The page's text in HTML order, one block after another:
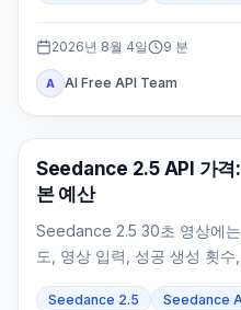
2026년 8월 4일 9 분
A AI Free API Team
AI 비디오 생성
Seedance 2.5 API 가격
본 예산
Seedance 2.5 30초 영상에
도, 영상 입력, 성공 생성 횟
Seedance 2.5 Seedance